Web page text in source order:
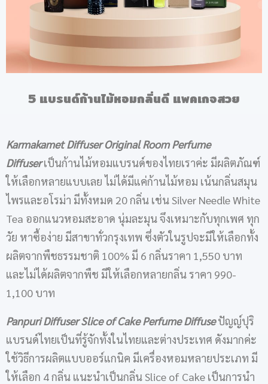
5 แบรนด์ก้านไม้หอมกลิ่นดี แพคเกจสวย
Karmakamet Diffuser Original Room Perfume
Diffuserเป็นก้านไม้หอมแบรนด์ของไทยเราค่ะ มีผลิตภัณฑ์
ให้เลือกหลายแบบเลย ไม่ได้มีแค่ก้านไม้หอม เน้นกลิ่นสมุน
ไพรและอโรม่า มีทั้งหมด 20 กลิ่น เช่น Silver Needle White
Tea ออกแนวหอมสะอาด นุ่มละมุน จึงเหมาะกับทุกเพศ ทุก
วัย หาซื้อง่าย มีสาขาทั่วกรุงเทพ ซึ่งตัวในรูปจะมีให้เลือกทั้ง
ผลิตจากพืชธรรมชาติ 100% มี 6 กลิ่นราคา 1,550 บาท
และไม่ได้ผลิตจากพืช​ มีให้เลือกหลายกลิ่น ราคา 990-
1,100 บาท
Panpuri Diffuser Slice of Cake Perfume Diffuseปัญญ์ปุริ
แบรนด์ไทยเป็นที่รู้จักทั้งในไทยและต่างประเทศ ดังมากค่ะ
ใช้วิธีการผลิตแบบออร์แกนิค มีเครื่องหอมหลายประเภท มี
ให้เลือก 4 กลิ่น แนะนำเป็นกลิ่น Slice of Cake เป็นการนำ